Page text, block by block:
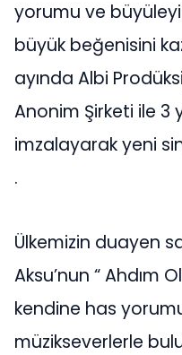
yorumu ve
büyük beğenisini
ayında Albi
Anonim Şirketi ile 3
imzalayarak yeni
.
Ülkemizin duayen
Aksu’nun “ Ahdım
kendine has
müzikseverlerle